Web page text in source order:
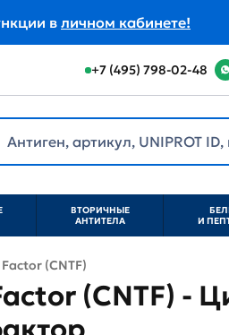
в личном кабинете!
+7 (495) 798-02-48
ВТОРИЧНЫЕ
АНТИТЕЛА
И
(CNTF)
(CNTF) -